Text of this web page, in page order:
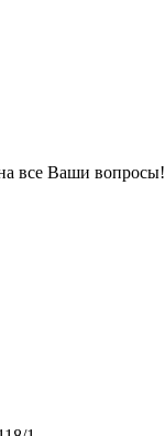
все Ваши вопросы!